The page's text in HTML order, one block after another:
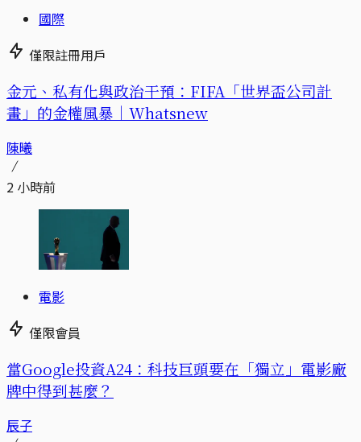
國際
僅限註冊用戶
金元、私有化與政治干預：FIFA「世界盃公司計
畫」的金權風暴｜Whatsnew
陳曦
2 小時前
電影
僅限會員
當Google投資A24：科技巨頭要在「獨立」電影廠
牌中得到甚麼？
辰子